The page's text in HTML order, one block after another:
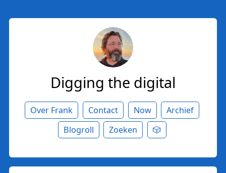
Digging the digital
Over Frank Contact Now
Archief
Blogroll
Zoeken 🎲